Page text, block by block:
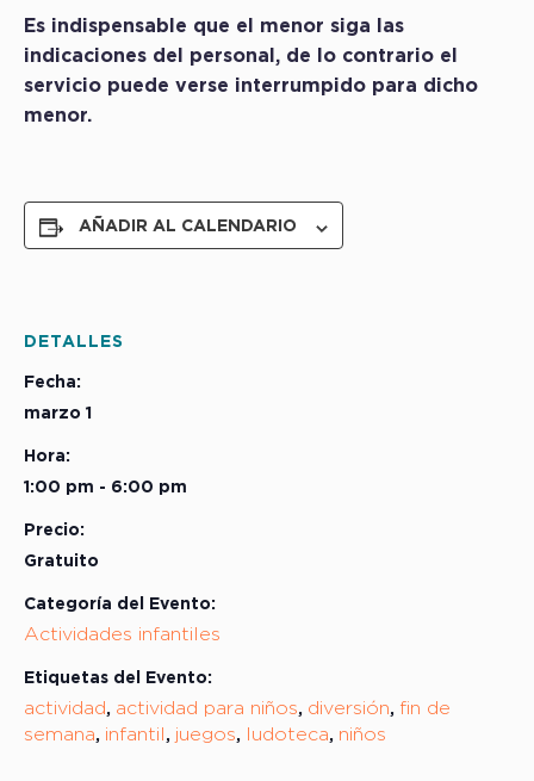
Es indispensable que el menor siga las
indicaciones del personal, de lo contrario el
servicio puede verse interrumpido para dicho
menor.
AÑADIR AL CALENDARIO
DETALLES
Fecha:
marzo 1
Hora:
1:00 pm - 6:00 pm
Precio:
Gratuito
Categoría del Evento:
Actividades infantiles
Etiquetas del Evento:
actividad, actividad para niños, diversión, fin de
semana, infantil , juegos, ludoteca, niños